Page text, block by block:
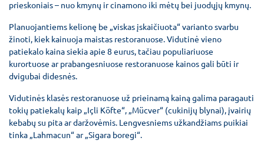
prieskoniais – nuo kmynų ir cinamono iki mėtų bei juodųjų kmynų.
Planuojantiems kelionę be „viskas įskaičiuota“ varianto svarbu
žinoti, kiek kainuoja maistas restoranuose. Vidutinė vieno
patiekalo kaina siekia apie 8 eurus, tačiau populiariuose
kurortuose ar prabangesniuose restoranuose kainos gali būti ir
dvigubai didesnės.
Vidutinės klasės restoranuose už prieinamą kainą galima paragauti
tokių patiekalų kaip „Içli Köfte“, „Mücver“ (cukinijų blynai), įvairių
kebabų su pita ar daržovėmis. Lengvesniems užkandžiams puikiai
tinka „Lahmacun“ ar „Sigara boregi“.